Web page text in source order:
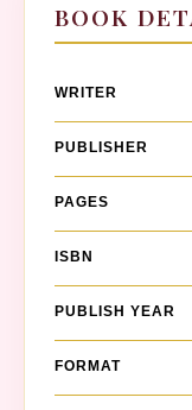
BOOK
WRITER
PUBLISHER
PAGES
ISBN
PUBLISH YEAR
FORMAT